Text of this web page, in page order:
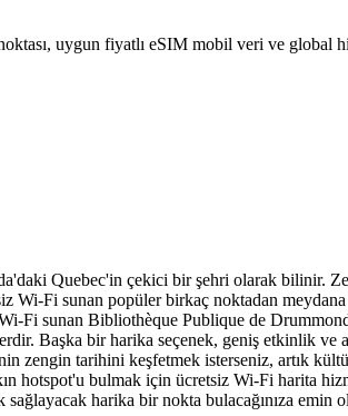
uygun fiyatlı eSIM mobil veri ve global
Quebec'in çekici bir şehri olarak bilinir.
Wi-Fi sunan popüler birkaç noktadan
Fi sunan Bibliothèque Publique de
Başka bir harika seçenek, geniş etkinlik
zengin tarihini keşfetmek isterseniz, artık
hotspot'u bulmak için ücretsiz Wi-Fi harita
harika bir nokta bulacağınıza emin